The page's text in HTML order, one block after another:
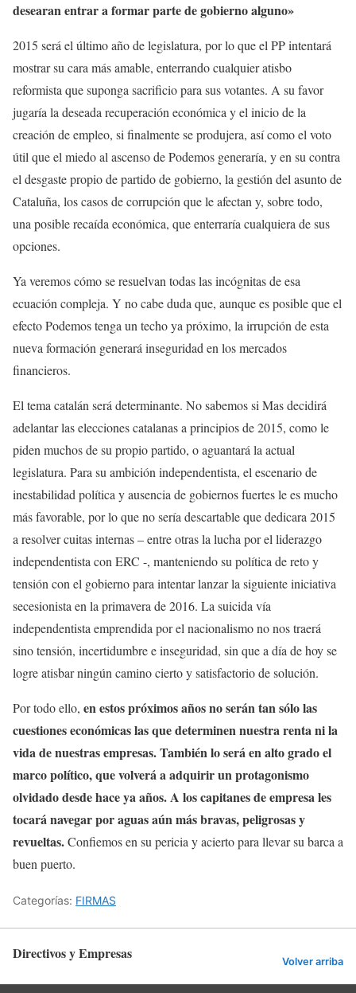
desearan entrar a formar parte de gobierno alguno»
2015 será el último año de legislatura, por lo que el PP intentará
mostrar su cara más amable, enterrando cualquier atisbo
reformista que suponga sacrificio para sus votantes. A su favor
jugaría la deseada recuperación económica y el inicio de la
creación de empleo, si finalmente se produjera, así como el voto
útil que el miedo al ascenso de Podemos generaría, y en su contra
el desgaste propio de partido de gobierno, la gestión del asunto de
Cataluña, los casos de corrupción que le afectan y, sobre todo,
una posible recaída económica, que enterraría cualquiera de sus
opciones.
Ya veremos cómo se resuelvan todas las incógnitas de esa
ecuación compleja. Y no cabe duda que, aunque es posible que el
efecto Podemos tenga un techo ya próximo, la irrupción de esta
nueva formación generará inseguridad en los mercados
financieros.
El tema catalán será determinante. No sabemos si Mas decidirá
adelantar las elecciones catalanas a principios de 2015, como le
piden muchos de su propio partido, o aguantará la actual
legislatura. Para su ambición independentista, el escenario de
inestabilidad política y ausencia de gobiernos fuertes le es mucho
más favorable, por lo que no sería descartable que dedicara 2015
a resolver cuitas internas – entre otras la lucha por el liderazgo
independentista con ERC -, manteniendo su política de reto y
tensión con el gobierno para intentar lanzar la siguiente iniciativa
secesionista en la primavera de 2016. La suicida vía
independentista emprendida por el nacionalismo no nos traerá
sino tensión, incertidumbre e inseguridad, sin que a día de hoy se
logre atisbar ningún camino cierto y satisfactorio de solución.
Por todo ello, en estos próximos años no serán tan sólo las
cuestiones económicas las que determinen nuestra renta ni la
vida de nuestras empresas. También lo será en alto grado el
marco político, que volverá a adquirir un protagonismo
olvidado desde hace ya años. A los capitanes de empresa les
tocará navegar por aguas aún más bravas, peligrosas y
revueltas.Confiemos en su pericia y acierto para llevar su barca a
buen puerto.
Categorías: FIRMAS
Directivos y Empresas Volver arriba